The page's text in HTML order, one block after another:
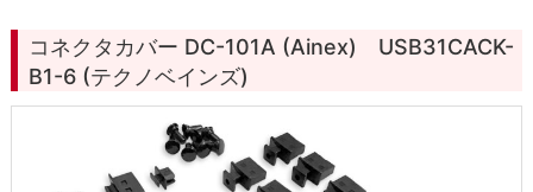
コネクタカバー DC-101A (Ainex) USB31CACK-
B1-6 (テクノベインズ)